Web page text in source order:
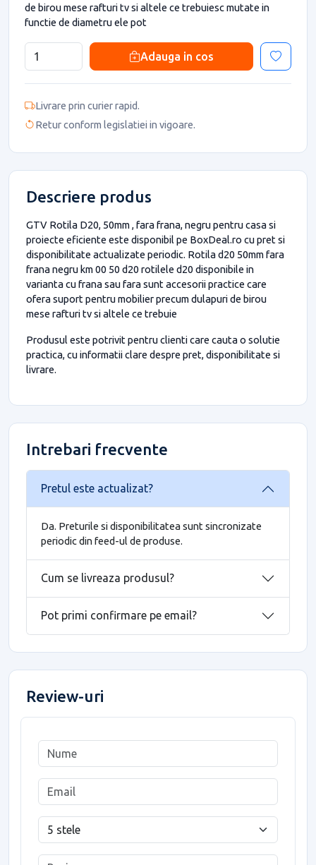
de birou mese rafturi tv si altele ce trebuiesc mutate in
functie de diametru ele pot
Adauga in cos
Livrare prin curier rapid.
Retur conform legislatiei in vigoare.
Descriere produs
GTV Rotila D20, 50mm , fara frana, negru pentru casa si
proiecte eficiente este disponibil pe BoxDeal.ro cu pret si
disponibilitate actualizate periodic. Rotila d20 50mm fara
frana negru km 00 50 d20 rotilele d20 disponibile in
varianta cu frana sau fara sunt accesorii practice care
ofera suport pentru mobilier precum dulapuri de birou
mese rafturi tv si altele ce trebuie
Produsul este potrivit pentru clienti care cauta o solutie
practica, cu informatii clare despre pret, disponibilitate si
livrare.
Intrebari frecvente
Pretul este actualizat?
Da. Preturile si disponibilitatea sunt sincronizate
periodic din feed-ul de produse.
Cum se livreaza produsul?
Pot primi confirmare pe email?
Review-uri